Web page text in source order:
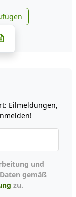
Google
auf Telegram
X
Eilmeldungen,
gemäß
zu.